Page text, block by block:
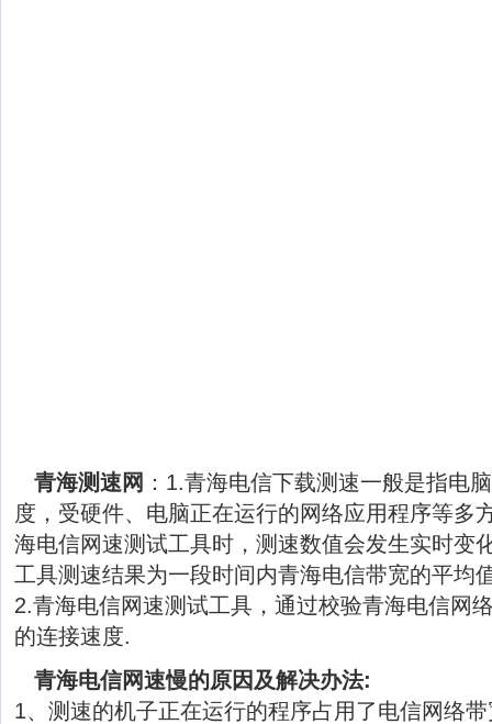
青海测速网 ：1.青海电信下载测速一般是指电
度，受硬件、电脑正在运行的网络应用程序等多
海电信网速测试工具时，测速数值会发生实时变
工具测速结果为一段时间内青海电信带宽的平均
2.青海电信网速测试工具，通过校验青海电信网
的连接速度.
青海电信网速慢的原因及解决办法:
1、测速的机子正在运行的程序占用了电信网络